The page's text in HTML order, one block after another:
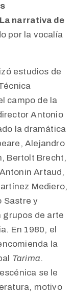
narrativa de
por la vocalía
estudios de
campo de la
Antonio
la dramática
Alejandro
Bertolt Brecht,
Artaud,
Mediero,
Sastre y
grupos de arte
En 1980, el
la
Tarima.
se le
motivo